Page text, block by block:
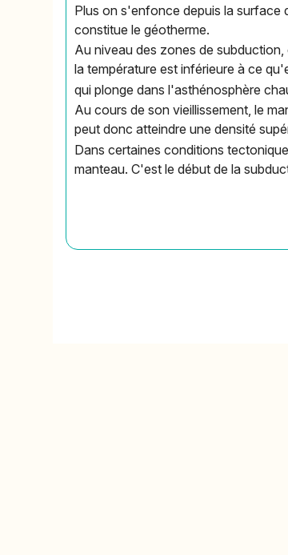
Plus on s'enfonce depuis la surface
constitue le géotherme.
Au niveau des zones de
la température est inférieure à ce
qui plonge dans l'asthénosphère
Au cours de son vieillissement, le
peut donc atteindre une densité
Dans certaines conditions
manteau. C'est le début de la